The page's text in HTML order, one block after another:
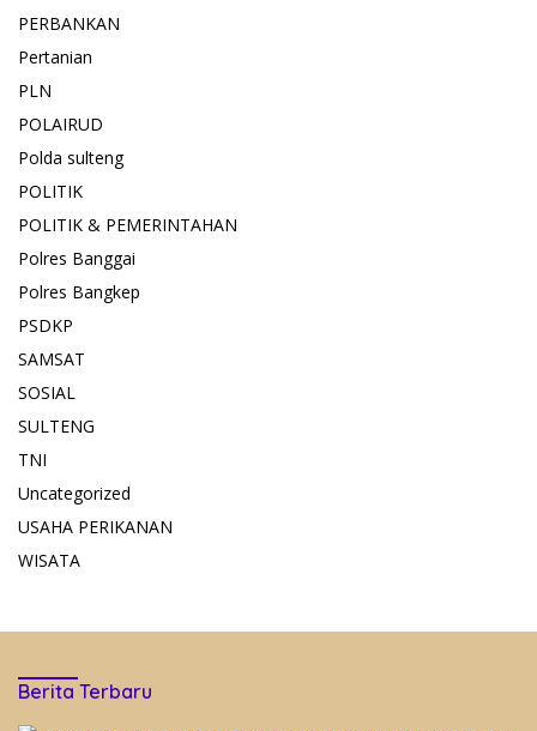
PERBANKAN
Pertanian
PLN
POLAIRUD
Polda sulteng
POLITIK
POLITIK & PEMERINTAHAN
Polres Banggai
Polres Bangkep
PSDKP
SAMSAT
SOSIAL
SULTENG
TNI
Uncategorized
USAHA PERIKANAN
WISATA
Berita Terbaru